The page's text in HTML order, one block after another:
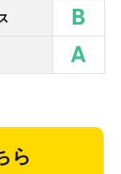
B
A
ら